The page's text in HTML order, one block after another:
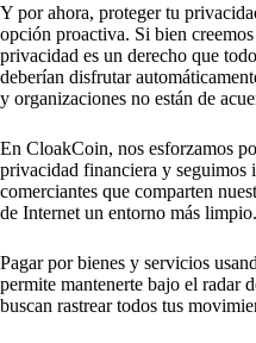
Y por ahora, proteger tu
opción proactiva. Si bien
privacidad es un derecho que
deberían disfrutar
y organizaciones no están de
En CloakCoin, nos esforzamos
privacidad financiera y seguimos
comerciantes que comparten
de Internet un entorno más limpio.
Pagar por bienes y servicios
permite mantenerte bajo el radar
buscan rastrear todos tus